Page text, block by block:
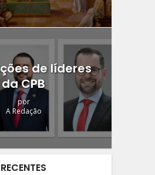
de líderes
da CPB
por
A Redação
RECENTES